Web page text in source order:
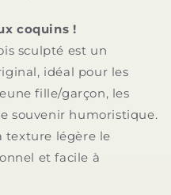
coquins !
sculpté est un
idéal pour les
fille/garçon, les
souvenir humoristique.
texture légère le
et facile à